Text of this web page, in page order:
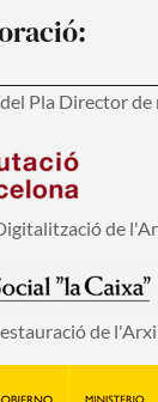
Pla Director de
de
de